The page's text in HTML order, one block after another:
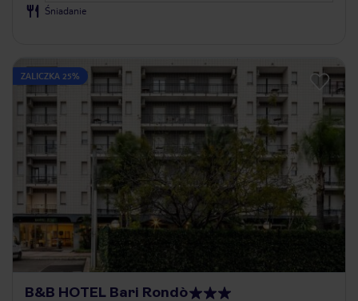
Śniadanie
ZALICZKA 25%
B&B HOTEL Bari Rondò